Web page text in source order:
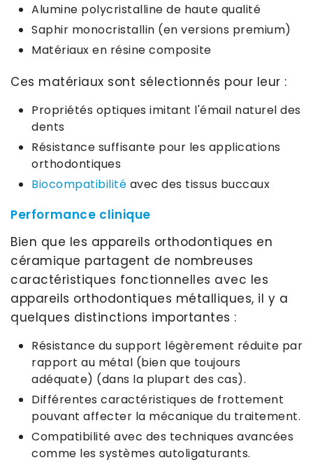
Alumine polycristalline de haute qualité
Saphir monocristallin (en versions premium)
Matériaux en résine composite
Ces matériaux sont sélectionnés pour leur :
Propriétés optiques imitant l'émail naturel des
dents
Résistance suffisante pour les applications
orthodontiques
Biocompatibilité avec des tissus buccaux
Performance clinique
Bien que les appareils orthodontiques en
céramique partagent de nombreuses
caractéristiques fonctionnelles avec les
appareils orthodontiques métalliques, il y a
quelques distinctions importantes :
Résistance du support légèrement réduite par
rapport au métal (bien que toujours
adéquate) (dans la plupart des cas).
Différentes caractéristiques de frottement
pouvant affecter la mécanique du traitement.
Compatibilité avec des techniques avancées
comme les systèmes autoligaturants.